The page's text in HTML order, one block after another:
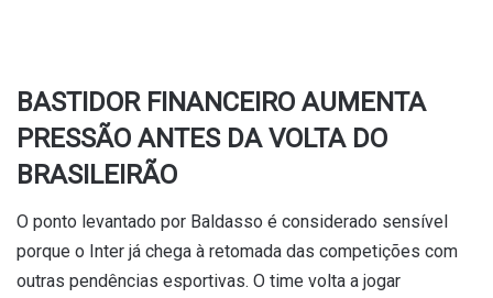
BASTIDOR FINANCEIRO AUMENTA
PRESSÃO ANTES DA VOLTA DO
BRASILEIRÃO
O ponto levantado por Baldasso é considerado sensível
porque o Inter já chega à retomada das competições com
outras pendências esportivas. O time volta a jogar